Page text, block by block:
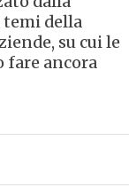
temi della
su cui le
fare ancora